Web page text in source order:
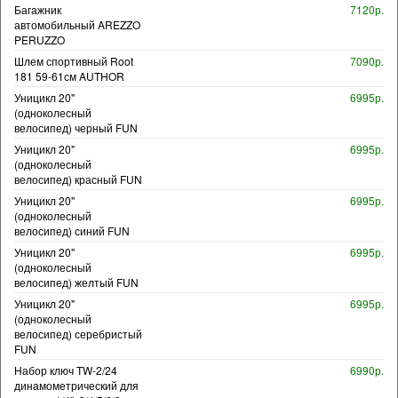
Багажник
автомобильный AREZZO
PERUZZO
7120р.
Шлем спортивный Root
181 59-61см AUTHOR
7090р.
Уницикл 20"
(одноколесный
велосипед) черный FUN
6995р.
Уницикл 20"
(одноколесный
велосипед) красный FUN
6995р.
Уницикл 20"
(одноколесный
велосипед) синий FUN
6995р.
Уницикл 20"
(одноколесный
велосипед) желтый FUN
6995р.
Уницикл 20"
(одноколесный
велосипед) серебристый
FUN
6995р.
Набор ключ TW-2/24
динамометрический для
6990р.